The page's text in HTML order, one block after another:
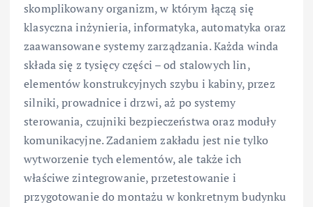
skomplikowany organizm, w którym łączą się
klasyczna inżynieria, informatyka, automatyka oraz
zaawansowane systemy zarządzania. Każda winda
składa się z tysięcy części – od stalowych lin,
elementów konstrukcyjnych szybu i kabiny, przez
silniki, prowadnice i drzwi, aż po systemy
sterowania, czujniki bezpieczeństwa oraz moduły
komunikacyjne. Zadaniem zakładu jest nie tylko
wytworzenie tych elementów, ale także ich
właściwe zintegrowanie, przetestowanie i
przygotowanie do montażu w konkretnym budynku